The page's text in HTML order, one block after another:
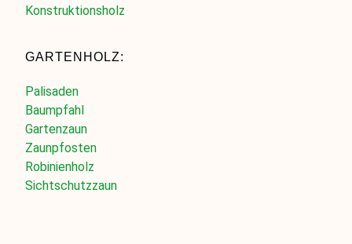
Konstruktionsholz
GARTENHOLZ:
Palisaden
Baumpfahl
Gartenzaun
Zaunpfosten
Robinienholz
Sichtschutzzaun